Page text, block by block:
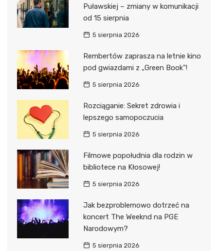
Puławskiej – zmiany w komunikacji
od 15 sierpnia
5 sierpnia 2026
Rembertów zaprasza na letnie kino
pod gwiazdami z „Green Book”!
5 sierpnia 2026
Rozciąganie: Sekret zdrowia i
lepszego samopoczucia
5 sierpnia 2026
Filmowe popołudnia dla rodzin w
bibliotece na Kłosowej!
5 sierpnia 2026
Jak bezproblemowo dotrzeć na
koncert The Weeknd na PGE
Narodowym?
5 sierpnia 2026